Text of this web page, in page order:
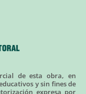
de esta obra, en
y sin fines de
expresa por